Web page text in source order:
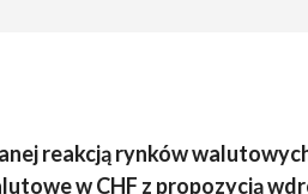
reakcją rynków
w CHF z propozycją